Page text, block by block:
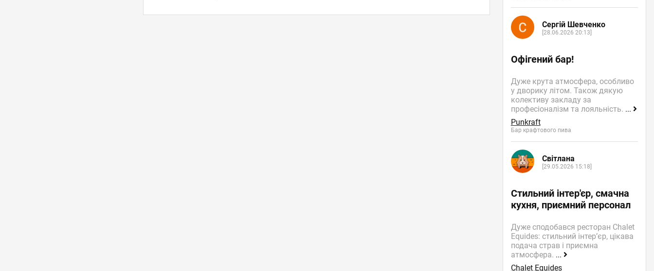
Сергій Шевченко
[28.06.2026 20:13]
Офігений бар!
Дуже крута атмосфера, особливо
у дворику літом. Також дякую
колективу закладу за
професіоналізм та лояльність. ...
Punkraft
Бар крафтового пива
Світлана
[29.05.2026 15:18]
Стильний інтер'єр, смачна
кухня, приємний персонал
Дуже сподобався ресторан Chalet
Equides: стильний інтер’єр, цікава
подача страв і приємна
атмосфера. ...
Chalet Equides